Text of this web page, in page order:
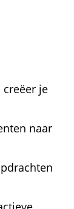
creëer je
naar